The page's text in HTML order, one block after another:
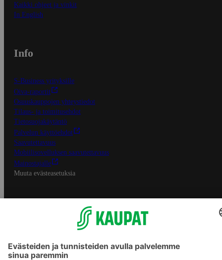
Kaikki ohjeet ja vinkit
In English
Info
S-Business yrityksille
Oiva-raportit
Osuuskauppojen yhteystiedot
Tilaus- ja toimitusehdot
Tietosuojakäytäntö
Palvelun käyttöehdot
Saavutettavuus
Mobiilisovelluksen saavutettavuus
Mainostajalle
Muuta evästeasetuksia
S-ryhmän palvelut
Asiakasomistajuus